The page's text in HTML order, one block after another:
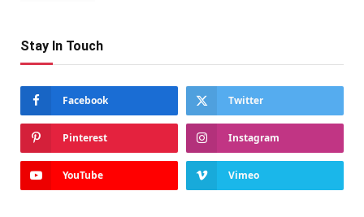
Stay In Touch
Facebook Twitter
Pinterest Instagram
YouTube Vimeo